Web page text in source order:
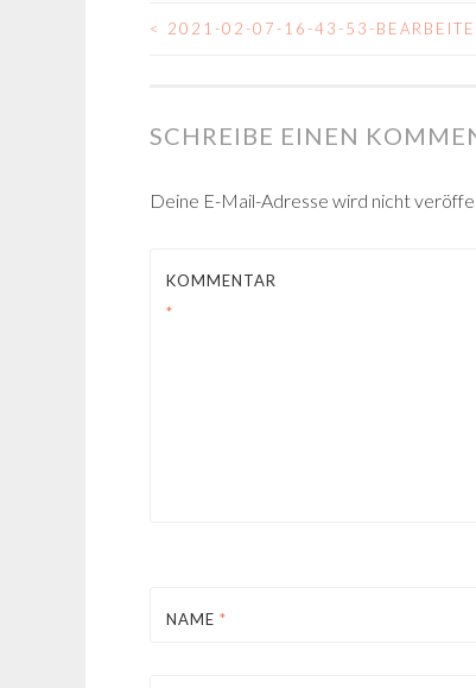
< 2021-02-07-16-43-53-
SCHREIBE EINEN
Deine E-Mail-Adresse wird nicht
KOMMENTAR
*
NAME *